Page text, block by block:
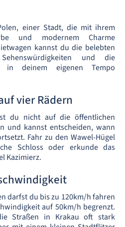
einer Stadt, die mit ihrem
und modernem Charme
kannst du die belebten
und die
in deinem eigenen Tempo
vier Rädern
du nicht auf die öffentlichen
und kannst entscheiden, wann
Fahr zu den Wawel-Hügel
Schloss oder erkunde das
Kazimierz.
darfst du bis zu 120km/h fahren
auf 50km/h begrenzt.
Straßen in Krakau oft stark